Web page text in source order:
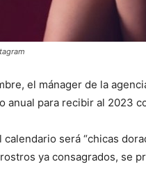
el mánager de la
anual para recibir al 2023
calendario será “chicas
ya consagrados, se